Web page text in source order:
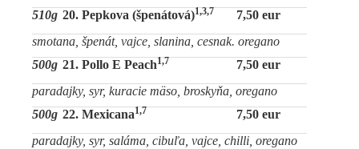
510g 20. Pepkova (špenátová)1,3,7
7,50 eur
smotana, špenát, vajce, slanina, cesnak. oregano
500g 21. Pollo E Peach1,7
7,50 eur
paradajky, syr, kuracie mäso, broskyňa, oregano
500g 22. Mexicana1,7
7,50 eur
paradajky, syr, saláma, cibuľa, vajce, chilli, oregano